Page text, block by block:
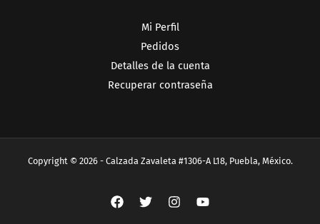
Mi Perfil
Pedidos
Detalles de la cuenta
Recuperar contraseña
Copyright © 2026 - Calzada Zavaleta #1306-A L18, Puebla, México.